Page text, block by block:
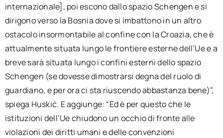
internazionale], poi escono dallo spazio Schengen e si
dirigono verso la Bosnia dove si imbattono in un altro
ostacolo insormontabile al confine con la Croazia, che è
attualmente situata lungo le frontiere esterne dell’Ue e a
breve sarà situata lungo i confini esterni dello spazio
Schengen (se dovesse dimostrarsi degna del ruolo di
guardiano, e per ora ci sta riuscendo abbastanza bene)”,
spiega Huskić. E aggiunge: “Ed è per questo che le
istituzioni dell’Ue chiudono un occhio di fronte alle
violazioni dei diritti umani e delle convenzioni